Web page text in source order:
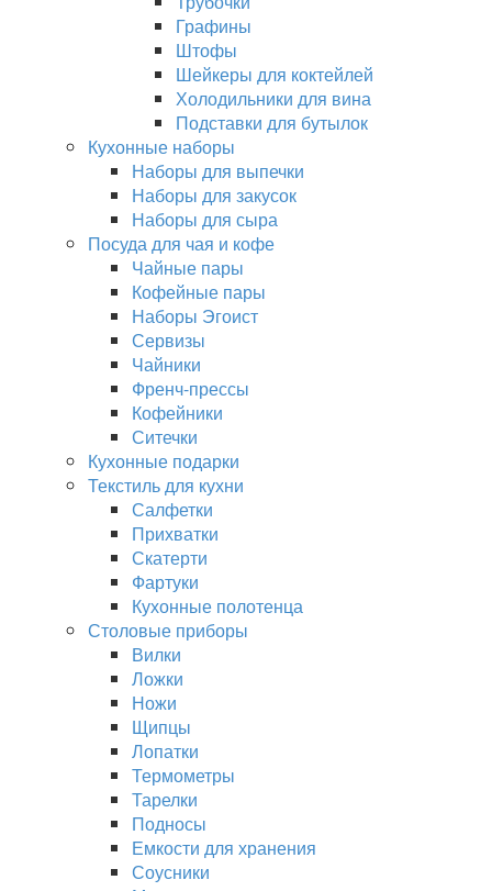
Графины
Штофы
Шейкеры для коктейлей
Холодильники для вина
Подставки для бутылок
Кухонные наборы
Наборы для выпечки
Наборы для закусок
Наборы для сыра
Посуда для чая и кофе
Чайные пары
Кофейные пары
Наборы Эгоист
Сервизы
Чайники
Френч-прессы
Кофейники
Ситечки
Кухонные подарки
Текстиль для кухни
Салфетки
Прихватки
Скатерти
Фартуки
Кухонные полотенца
Столовые приборы
Вилки
Ложки
Ножи
Щипцы
Лопатки
Термометры
Тарелки
Подносы
Емкости для хранения
Соусники